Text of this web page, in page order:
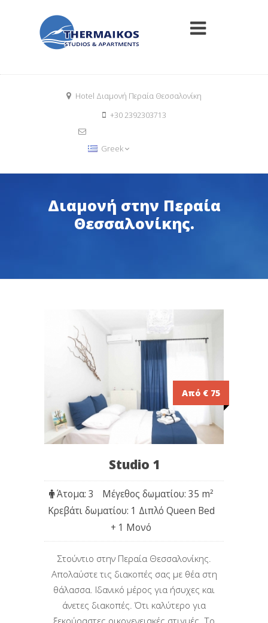
Hotel Διαμονή Περαία Θεσσαλονίκη
+30 2392303713
Greek
Διαμονή στην Περαία
Θεσσαλονίκης.
Από € 75
Studio 1
Άτομα: 3 Μέγεθος δωματίου: 35 m²
Κρεβάτι δωματίου: 1 Διπλό Queen Bed
+ 1 Μονό
Στούντιο στην Περαία Θεσσαλονίκης.
Απολαύστε τις διακοπές σας με θέα στη
θάλασσα. Iδανικό μέρος για ήσυχες και
άνετες διακοπές. Ότι καλύτερο για